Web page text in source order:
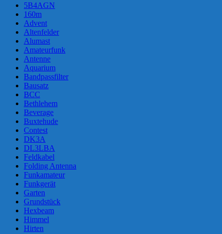
5B4AGN
160m
Advent
Altenfelder
Alumast
Amateurfunk
Antenne
Aquarium
Bandpassfilter
Bausatz
BCC
Bethlehem
Beverage
Buxtehude
Contest
DK3A
DL3LBA
Feldkabel
Folding Antenna
Funkamateur
Funkgerät
Garten
Grundstück
Hexbeam
Himmel
Hirten